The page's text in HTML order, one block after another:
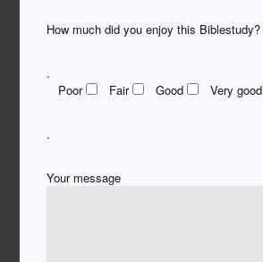
How much did you enjoy this Biblestudy?
.
Poor
Fair Good Very good
.
Your message